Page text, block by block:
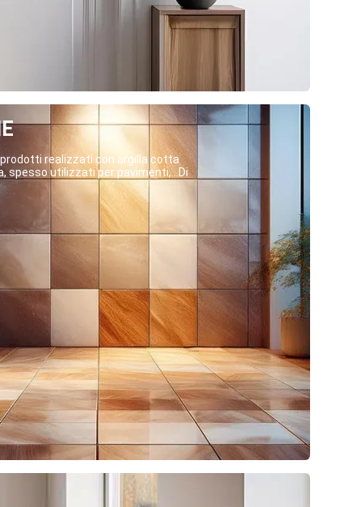
realizzati con argilla cotta
spesso utilizzati per pavimenti,...Di